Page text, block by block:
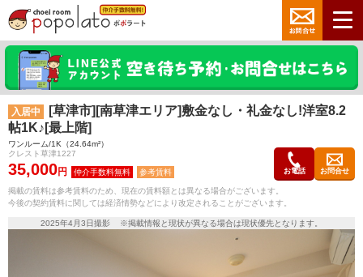
入居中
[草津市][南草津エリア]敷金なし・礼金なし!洋室8.2
帖1K♪[最上階]
ワンルーム/1K（24.64m²）
クレスト草津1227
35,000円 参考賃料 お電話 お問合せ
掲載の賃料は参考賃料のため、現在の賃料額とは異なる場合がございます。
今後の契約賃料に関しては経済情勢などにより改定されることがございます。
2025年4月3日撮影 ※掲載情報と現状が異なる場合は現状優先となります。